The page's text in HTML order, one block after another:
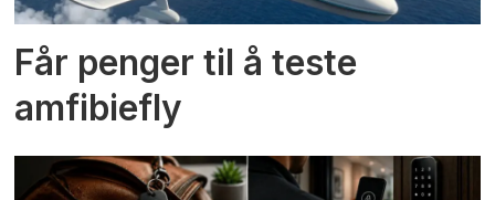
Får penger til å teste
amfibiefly